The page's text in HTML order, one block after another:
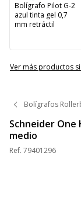
Bolígrafo Pilot G-2
azul tinta gel 0,7
mm retráctil
Ver más productos
Bolígrafos
Schneider One
medio
Ref. 79401296